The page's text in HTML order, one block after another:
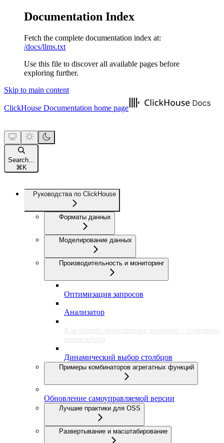
Documentation Index
Fetch the complete documentation index at:
/docs/llms.txt
Use this file to discover all available pages before
exploring further.
Skip to main content
ClickHouse Documentation home page
Search...
⌘ K
Руководства по ClickHouse
Форматы данных
Моделирование данных
Производительность и мониторинг
Оптимизация запросов
Анализатор
Как понять выполнение запросов с помощью
анализатора
Динамический выбор столбцов
Примеры комбинаторов агрегатных функций
Обновление самоуправляемой версии
Лучшие практики для OSS
Развертывание и масштабирование